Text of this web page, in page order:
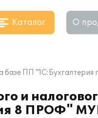
Каталог О
базе ПП
и
8 ПРОФ"